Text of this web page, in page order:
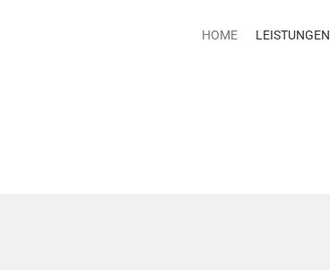
HOME LEISTUNGEN